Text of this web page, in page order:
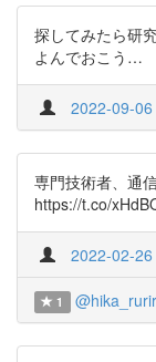
探してみたら研
よんでおこう…
2022-09-
専門技術者、通
https://t.co/
2022-02-
1